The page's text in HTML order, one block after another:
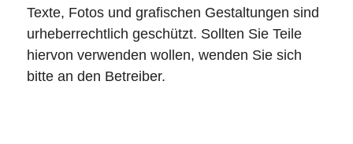
Texte, Fotos und grafischen Gestaltungen sind
urheberrechtlich geschützt. Sollten Sie Teile
hiervon verwenden wollen, wenden Sie sich
bitte an den Betreiber.